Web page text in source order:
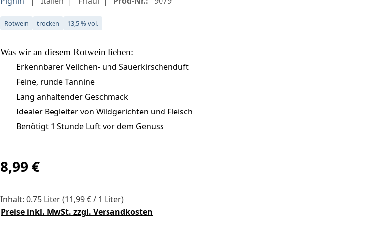
Rotwein trocken 13,5 % vol.
Was wir an diesem Rotwein lieben:
Erkennbarer Veilchen- und Sauerkirschenduft
Feine, runde Tannine
Lang anhaltender Geschmack
Idealer Begleiter von Wildgerichten und Fleisch
Benötigt 1 Stunde Luft vor dem Genuss
Regulärer Preis:
8,99 €
Inhalt: 0.75 Liter(11,99 € / 1 Liter)
Preise inkl. MwSt. zzgl. Versandkosten